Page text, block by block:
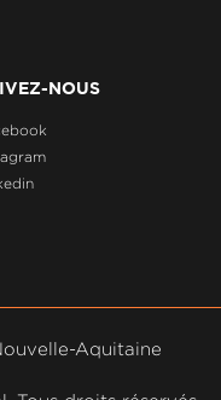
NOUS
Aquitaine